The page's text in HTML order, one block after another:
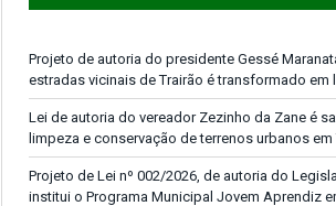
Projeto de autoria do presidente Gessé
estradas vicinais de Trairão é transformado em
Lei de autoria do vereador Zezinho da Zane é
limpeza e conservação de terrenos urbanos em
Projeto de Lei nº 002/2026, de autoria do
institui o Programa Municipal Jovem Aprendiz